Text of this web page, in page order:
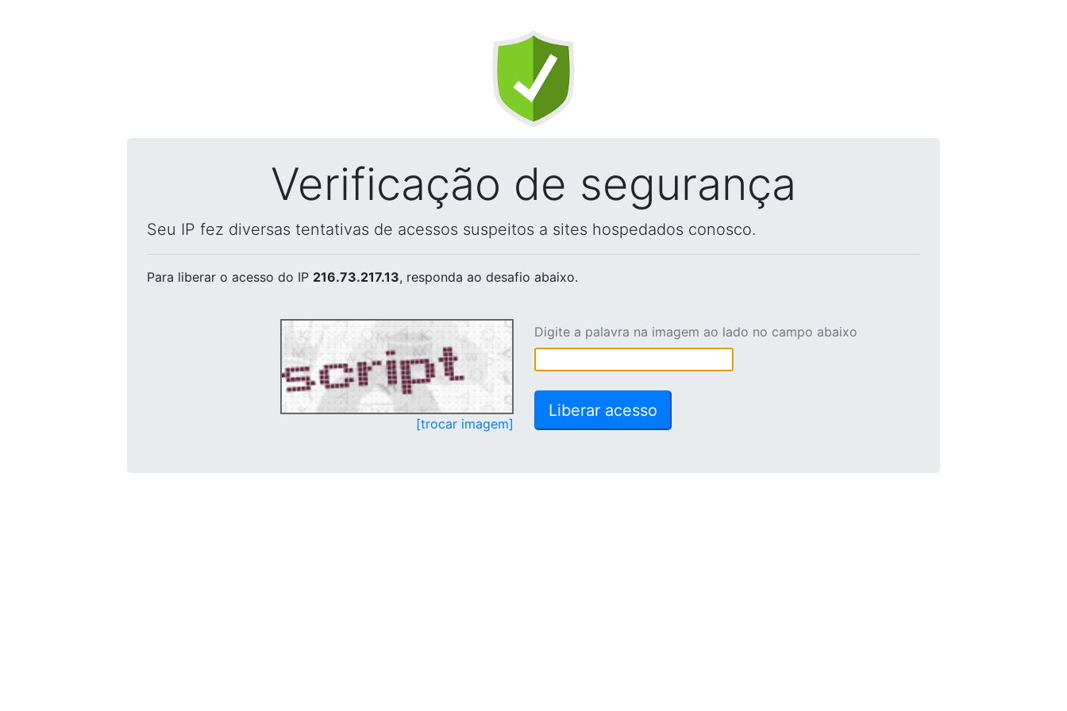
Verificação de segurança
Seu IP fez diversas tentativas de acessos suspeitos a sites hospedados conosco.
Para liberar o acesso do IP 216.73.217.13, responda ao desafio abaixo.
[trocar imagem]
Digite a palavra na imagem ao lado no campo abaixo